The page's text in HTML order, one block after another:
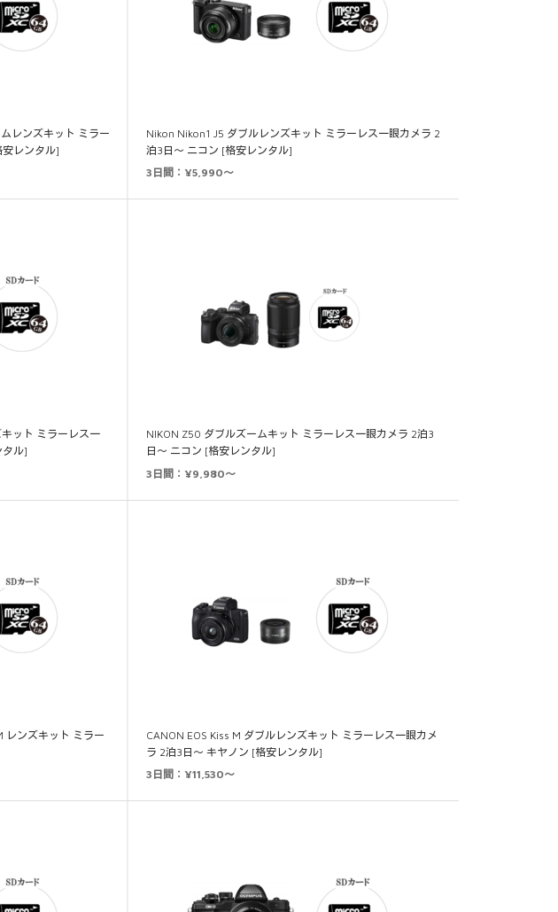
レンズキット ミラー
レンタル]
Nikon Nikon1 J5 ダブルレンズキット ミラーレス一眼カメラ 2
泊3日～ ニコン [格安レンタル]
3日間：¥5,990～
ット ミラーレス一
タル]
NIKON Z50 ダブルズームキット ミラーレス一眼カメラ 2泊3
日～ ニコン [格安レンタル]
3日間：¥9,980～
レンズキット ミラー
CANON EOS Kiss M ダブルレンズキット ミラーレス一眼カメ
ラ 2泊3日～ キヤノン [格安レンタル]
3日間：¥11,530～